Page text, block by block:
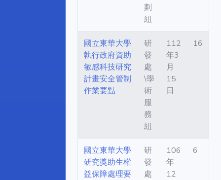
劃
組
國立東華大學
執行政府資助
敏感科技研究
計畫安全管制
作業要點
研
發
處
\學
術
服
務
組
112
年3
月
15
日
16
國立東華大學
研究獎助生權
益保障處理要
研
發
處
106
年
12
6